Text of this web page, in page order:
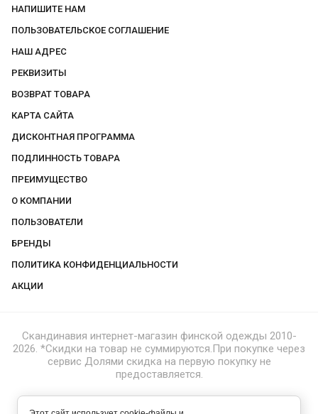
НАПИШИТЕ НАМ
ПОЛЬЗОВАТЕЛЬСКОЕ СОГЛАШЕНИЕ
НАШ АДРЕС
РЕКВИЗИТЫ
ВОЗВРАТ ТОВАРА
КАРТА САЙТА
ДИСКОНТНАЯ ПРОГРАММА
ПОДЛИННОСТЬ ТОВАРА
ПРЕИМУЩЕСТВО
О КОМПАНИИ
ПОЛЬЗОВАТЕЛИ
БРЕНДЫ
ПОЛИТИКА КОНФИДЕНЦИАЛЬНОСТИ
АКЦИИ
Скандинавия интернет-магазин финской одежды 2010-
2026. *Скидки на товар не суммируются.При покупке через
сервис Долями скидка на первую покупку не
предоставляется.